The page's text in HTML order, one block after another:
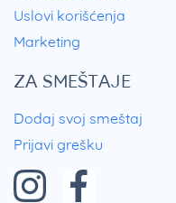
Uslovi korišćenja
Marketing
ZA SMEŠTAJE
Dodaj svoj smeštaj
Prijavi grešku